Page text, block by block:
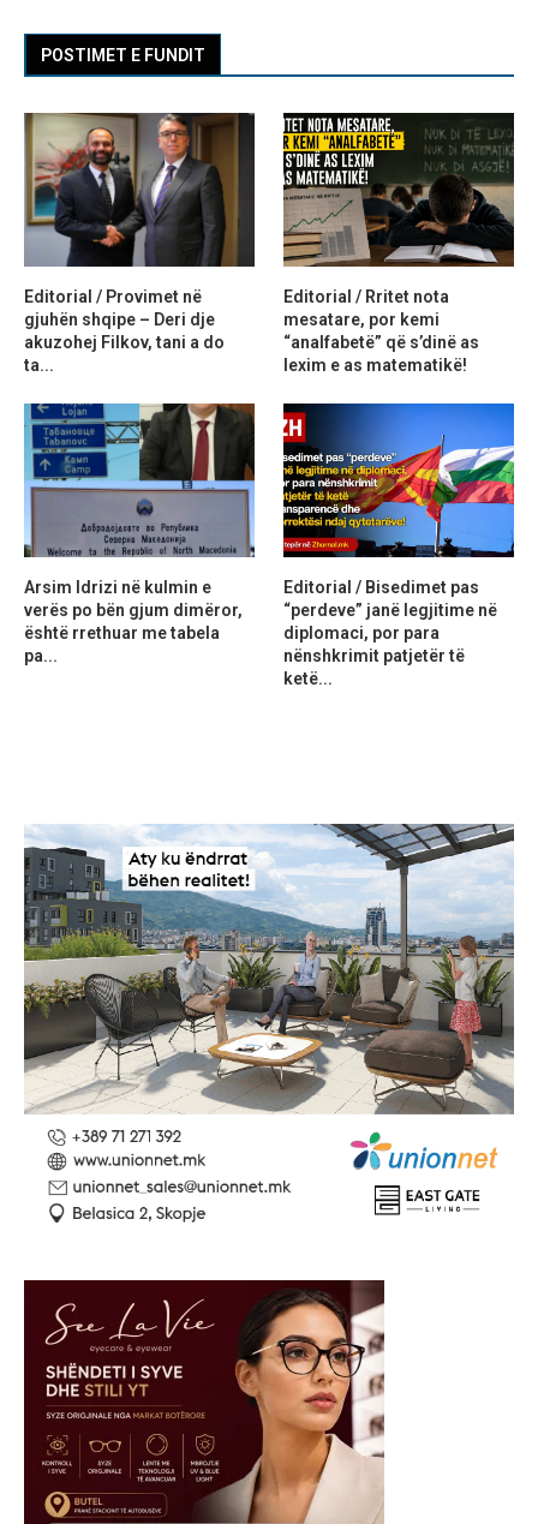
POSTIMET E FUNDIT
Editorial / Provimet në
gjuhën shqipe – Deri dje
akuzohej Filkov, tani a do
ta...
Editorial / Rritet nota
mesatare, por kemi
“analfabetë” që s’dinë as
lexim e as matematikë!
Arsim Idrizi në kulmin e
verës po bën gjum dimëror,
është rrethuar me tabela
pa...
Editorial / Bisedimet pas
“perdeve” janë legjitime në
diplomaci, por para
nënshkrimit patjetër të
ketë...